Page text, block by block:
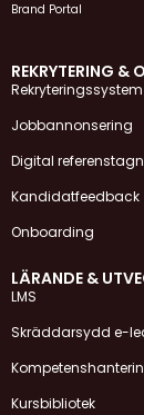
Brand Portal
REKRYTERING &
Rekryteringssystem
Jobbannonsering
Digital
Kandidatfeedback
Onboarding
LÄRANDE &
LMS
Skräddarsydd e-
Kursbibliotek